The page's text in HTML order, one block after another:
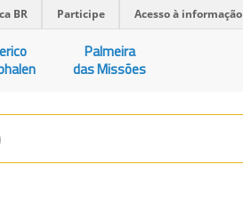
BR Participe Acesso à informação
Palmeira
das Missões